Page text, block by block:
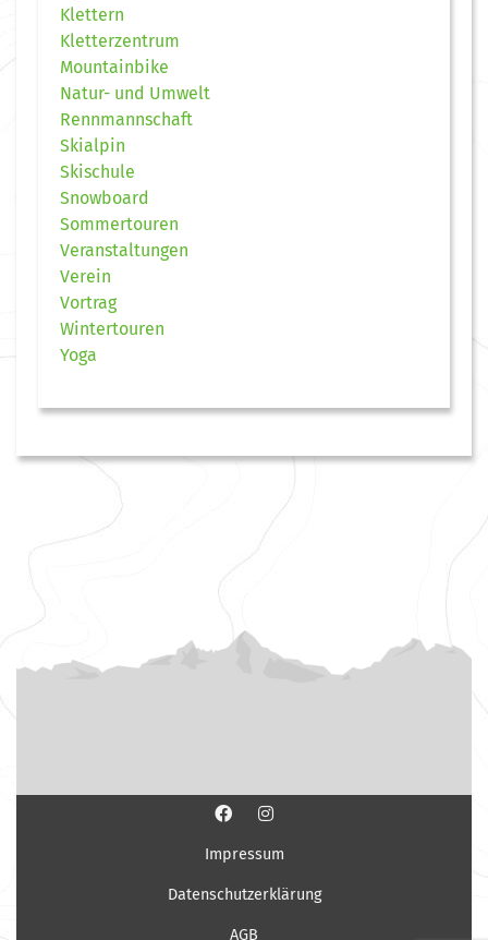
Klettern
Kletterzentrum
Mountainbike
Natur- und Umwelt
Rennmannschaft
Skialpin
Skischule
Snowboard
Sommertouren
Veranstaltungen
Verein
Vortrag
Wintertouren
Yoga
Impressum
Datenschutzerklärung
AGB